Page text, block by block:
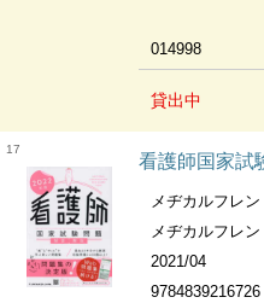
014998
貸出中
17
看護師国家試験問題 解答・解
メヂカルフレ
メヂカルフレン
2021/04
9784839216726